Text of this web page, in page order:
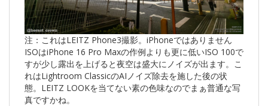
注：これはLEITZ Phone3撮影。iPhoneではありません
ISOはiPhone 16 Pro Maxの作例よりも更に低いISO 100で
すが少し露出を上げると夜空は盛大にノイズが出ます。こ
れはLightroom ClassicのAIノイズ除去を施した後の状
態。LEITZ LOOKを当てない素の色味なのでまぁ普通な写
真ですかね。